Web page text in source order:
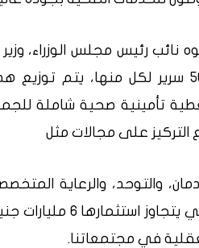
نائب رئيس مجلس الوزراء،
500 سرير لكل منها، يتم
تأمينية صحية شاملة
التركيز على مجالات مثل
والتوحد، والرعاية
التي يتجاوز
في مجتمعاتنا.